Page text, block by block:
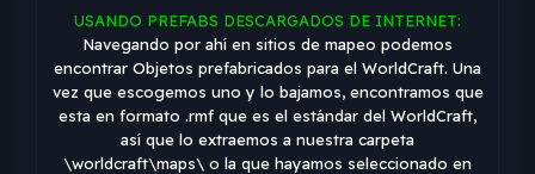
USANDO PREFABS DESCARGADOS DE INTERNET:
Navegando por ahí en sitios de mapeo podemos
encontrar Objetos prefabricados para el WorldCraft. Una
vez que escogemos uno y lo bajamos, encontramos que
esta en formato .rmf que es el estándar del WorldCraft,
así que lo extraemos a nuestra carpeta
\worldcraft\maps\ o la que hayamos seleccionado en